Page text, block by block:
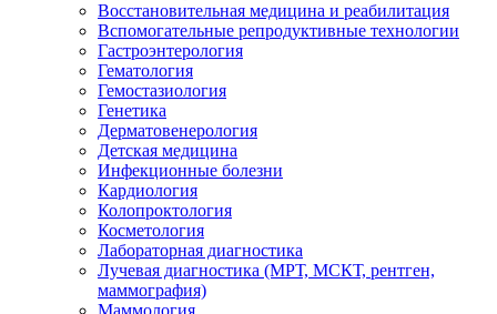
Восстановительная медицина и реабилитация
Вспомогательные репродуктивные технологии
Гастроэнтерология
Гематология
Гемостазиология
Генетика
Дерматовенерология
Детская медицина
Инфекционные болезни
Кардиология
Колопроктология
Косметология
Лабораторная диагностика
Лучевая диагностика (МРТ, МСКТ, рентген,
маммография)
Маммология